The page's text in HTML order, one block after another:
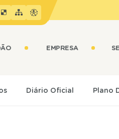
EMPRESA
Diário Oficial Plano